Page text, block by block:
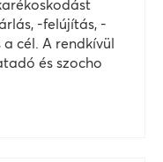
-felújítás, -
cél. A rendkívül
és szocho